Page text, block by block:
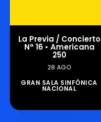
La Previa / Concierto
N° 16 • Americana
250
28 AGO
GRAN SALA SINFÓNICA
NACIONAL